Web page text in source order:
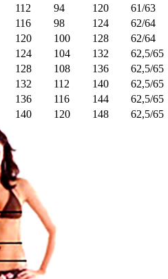
112 94 120
61/63
116 98 124
62/64
120 100 128
62/64
124 104 132
62,5/65
128 108 136
62,5/65
132 112 140
62,5/65
136 116 144
62,5/65
140 120 148 62,5/65